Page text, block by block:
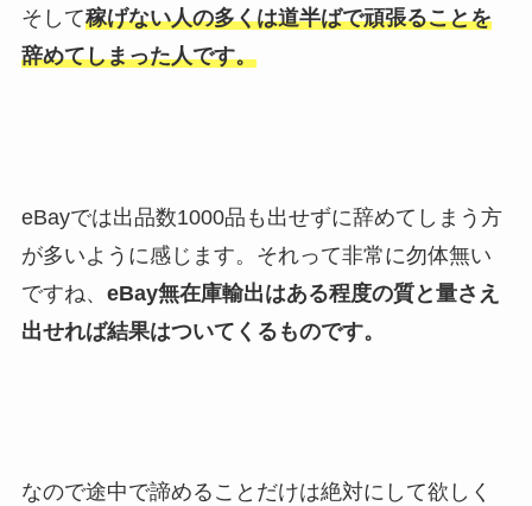
そして稼げない人の多くは道半ばで頑張ることを
辞めてしまった人です。
eBayでは出品数1000品も出せずに辞めてしまう方
が多いように感じます。それって非常に勿体無い
ですね、 eBay無在庫輸出はある程度の質と量さえ
出せれば結果はついてくるものです。
なので途中で諦めることだけは絶対にして欲しく